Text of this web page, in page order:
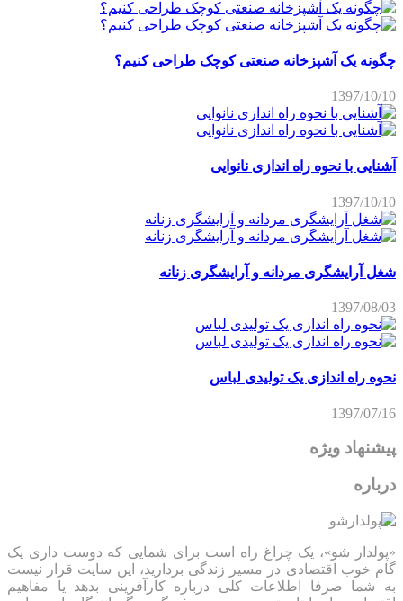
چگونه یک آشپزخانه صنعتی کوچک طراحی کنیم؟
1397/10/10
آشنایی با نحوه راه اندازی نانوایی
1397/10/10
شغل آرایشگری مردانه و آرایشگری زنانه
1397/08/03
نحوه راه اندازی یک تولیدی لباس
1397/07/16
پیشنهاد ویژه
درباره
«پولدار شو»، یک چراغ راه است برای شمایی که دوست داری یک
گام خوب اقتصادی در مسیر زندگی بردارید، این سایت قرار نیست
به شما صرفا اطلاعات کلی درباره کارآفرینی بدهد یا مفاهیم